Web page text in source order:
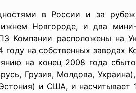
в России и за
Новгороде, и два
Компании расположены на
на собственных заводах
на конец 2008 года
Грузия, Молдова,
и США, и насчитывает